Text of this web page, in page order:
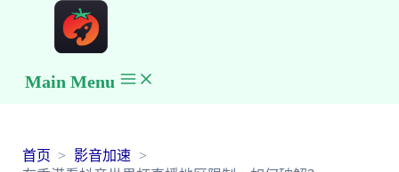
Main Menu
首页
影音加速